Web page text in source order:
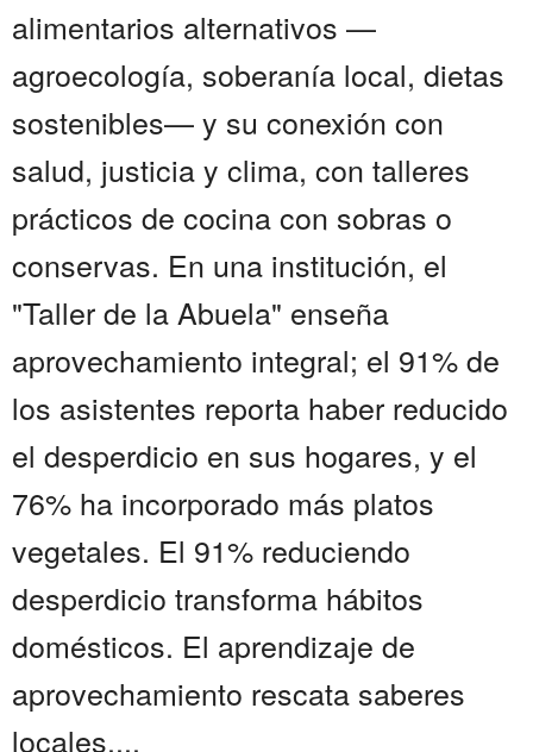
alimentarios alternativos —
agroecología, soberanía local, dietas
sostenibles— y su conexión con
salud, justicia y clima, con talleres
prácticos de cocina con sobras o
conservas. En una institución, el
"Taller de la Abuela" enseña
aprovechamiento integral; el 91% de
los asistentes reporta haber reducido
el desperdicio en sus hogares, y el
76% ha incorporado más platos
vegetales. El 91% reduciendo
desperdicio transforma hábitos
domésticos. El aprendizaje de
aprovechamiento rescata saberes
locales....